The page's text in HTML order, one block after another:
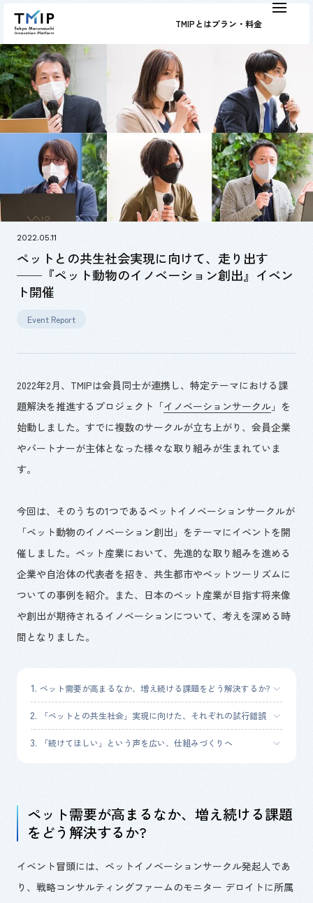
TMIPとはプラン・料金
2022.05.11
ペットとの共生社会実現に向けて、走り出す
──『ペット動物のイノベーション創出』イベン
ト開催
Event Report
2022年2月、 TMIPは会員同士が連携し、特定テーマにおける課
題解決を推進するプロジェクト「イノベーションサークル」を
始動しました。すでに複数のサークルが立ち上がり、会員企業
やパートナーが主体となった様々な取り組みが生まれていま
す。
今回は、そのうちの1つであるペットイノベーションサークルが
「ペット動物のイノベーション創出」をテーマにイベントを開
催しました。ペット産業において、先進的な取り組みを進める
企業や自治体の代表者を招き、共生都市やペットツーリズムに
ついての事例を紹介。また、日本のペット産業が目指す将来像
や創出が期待されるイノベーションについて、考えを深める時
間となりました。
ペット需要が高まるなか、増え続ける課題をどう解決するか?
「ペットとの共生社会」実現に向けた、それぞれの試行錯誤
「続けてほしい」という声を広い、仕組みづくりへ
ペット需要が高まるなか、増え続ける課題
をどう解決するか?
イベント冒頭には、ペットイノベーションサークル発起人であ
り、戦略コンサルティングファームのモニター デロイトに所属